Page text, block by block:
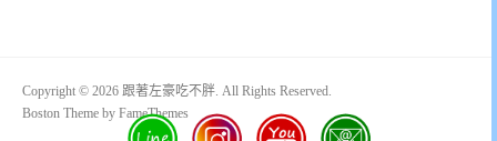
Copyright © 2026 跟著左豪吃不胖. All Rights Reserved.
Boston Theme by FameThemes